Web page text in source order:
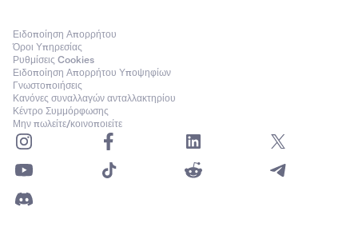
Ειδοποίηση Απορρήτου
Όροι Υπηρεσίας
Ρυθμίσεις Cookies
Ειδοποίηση Απορρήτου Υποψηφίων
Γνωστοποιήσεις
Κανόνες συναλλαγών ανταλλακτηρίου
Κέντρο Συμμόρφωσης
Μην πωλείτε/κοινοποιείτε